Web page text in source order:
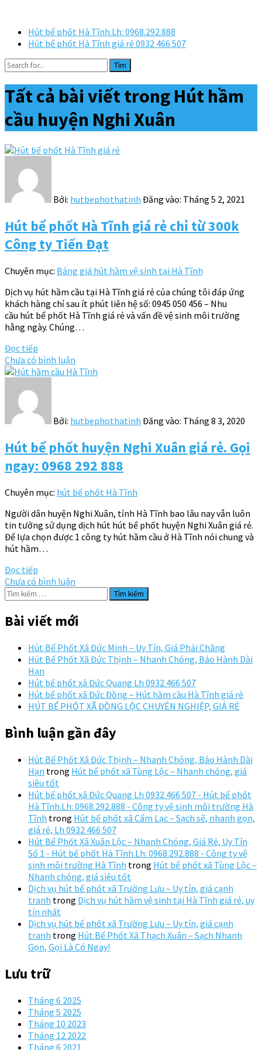
Hút bể phốt Hà Tĩnh.Lh: 0968.292.888
Hút bể phốt Hà Tĩnh giá rẻ 0932 466 507
Tìm
Tất cả bài viết trong Hút hầm
cầu huyện Nghi Xuân
Bởi: hutbephothatinh Đăng vào: Tháng 5 2, 2021
Hút bể phốt Hà Tĩnh giá rẻ chỉ từ 300k
Công ty Tiến Đạt
Chuyên mục: Bảng giá hút hầm vệ sinh tại Hà Tĩnh
Dịch vụ hút hầm cầu tại Hà Tĩnh giá rẻ của chúng tôi đáp ứng
khách hàng chỉ sau ít phút liên hệ số: 0945 050 456 – Nhu
cầu hút bể phốt Hà Tĩnh giá rẻ và vấn đề vệ sinh môi trường
hằng ngày. Chúng…
Đọc tiếp
Chưa có bình luận
Bởi: hutbephothatinh Đăng vào: Tháng 8 3, 2020
Hút bể phốt huyện Nghi Xuân giá rẻ. Gọi
ngay: 0968 292 888
Chuyên mục: hút bể phốt Hà Tĩnh
Người dân huyện Nghi Xuân, tỉnh Hà Tĩnh bao lâu nay vẫn luôn
tin tưởng sử dụng dịch hút hút bể phốt huyện Nghi Xuân giá rẻ.
Để lựa chọn được 1 công ty hút hầm cầu ở Hà Tĩnh nói chung và
hút hầm…
Đọc tiếp
Chưa có bình luận
Tìm
kiếm
cho:
Bài viết mới
Hút Bể Phốt Xã Đức Minh – Uy Tín, Giá Phải Chăng
Hút Bể Phốt Xã Đức Thịnh – Nhanh Chóng, Bảo Hành Dài
Hạn
Hút bể phốt xã Đức Quang Lh 0932 466 507
Hút bể phốt xã Đức Đồng – Hút hầm cầu Hà Tĩnh giá rẻ
HÚT BỂ PHỐT XÃ ĐỒNG LỘC CHUYÊN NGHIỆP, GIÁ RẺ
Bình luận gần đây
Hút Bể Phốt Xã Đức Thịnh – Nhanh Chóng, Bảo Hành Dài
Hạn trong Hút bể phốt xã Tùng Lộc – Nhanh chóng, giá
siêu tốt
Hút bể phốt xã Đức Quang Lh 0932 466 507 - Hút bể phốt
Hà Tĩnh.Lh: 0968.292.888 - Công ty vệ sinh môi trường Hà
Tĩnh trong Hút bể phốt xã Cẩm Lạc – Sạch sẽ, nhanh gọn,
giá rẻ, Lh 0932 466 507
Hút Bể Phốt Xã Xuân Lộc – Nhanh Chóng, Giá Rẻ, Uy Tín
Số 1 - Hút bể phốt Hà Tĩnh.Lh: 0968.292.888 - Công ty vệ
sinh môi trường Hà Tĩnh trong Hút bể phốt xã Tùng Lộc –
Nhanh chóng, giá siêu tốt
Dịch vụ hút bể phốt xã Trường Lưu – Uy tín, giá cạnh
tranh trong Dịch vụ hút hầm vệ sinh tại Hà Tĩnh giá rẻ, uy
tín nhất
Dịch vụ hút bể phốt xã Trường Lưu – Uy tín, giá cạnh
tranh trong Hút Bể Phốt Xã Thạch Xuân – Sạch Nhanh
Gọn, Gọi Là Có Ngay!
Lưu trữ
Tháng 6 2025
Tháng 5 2025
Tháng 10 2023
Tháng 12 2022
Tháng 6 2021